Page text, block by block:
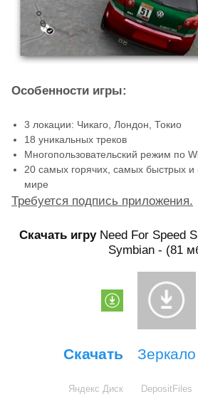
Особенности игры:
3 локации: Чикаго, Лондон, Токио
18 уникальных треков
Многопользовательский режим по
20 самых горячих, самых быстрых
мире
Требуется подпись приложения.
Скачать игру Need For Speed
Symbian - (81
Скачать Зеркало
Яндекс Диск DepositFiles